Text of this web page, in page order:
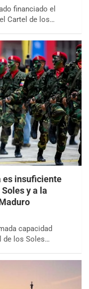
financiado el
Cartel de los…
es insuficiente
y a la
capacidad
de los Soles…